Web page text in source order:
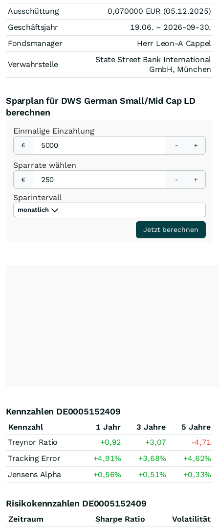
Ausschüttung
0,070000 EUR (05.12.2025)
Geschäftsjahr
19.06. – 2026-09-30.
Fondsmanager
Herr Leon-A Cappel
Verwahrstelle
State Street Bank International
GmbH, München
Sparplan für DWS German Small/Mid Cap LD
berechnen
Einmalige Einzahlung
€ - +
Sparrate wählen
€ - +
Sparintervall
monatlich
Jetzt berechnen
Kennzahlen DE0005152409
Kennzahl 1 Jahr 3 Jahre
5 Jahre
Treynor Ratio
+0,92 +3,07
-4,71
Tracking Error
+4,91% +3,68% +4,62%
Jensens Alpha
+0,56% +0,51% +0,33%
Risikokennzahlen DE0005152409
Zeitraum Sharpe Ratio
Volatilität